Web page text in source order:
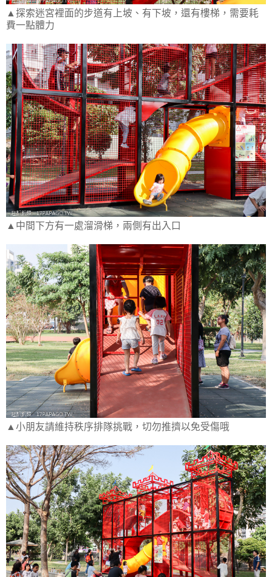
▲探索迷宮裡面的步道有上坡、有下坡，還有樓梯，需要耗
費一點體力
▲中間下方有一處溜滑梯，兩側有出入口
▲小朋友請維持秩序排隊挑戰，切勿推擠以免受傷哦